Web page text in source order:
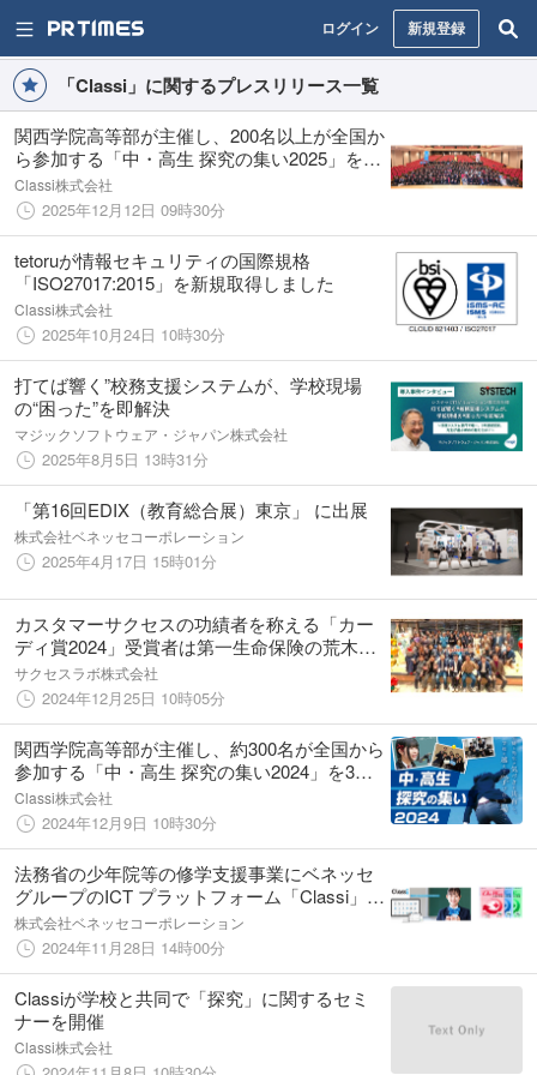
ログイン 新規登録
「Classi」に関するプレスリリース一覧
関西学院高等部が主催し、200名以上が全国か
ら参加する「中・高生 探究の集い2025」を4
年連続でClassiが後援
Classi株式会社
2025年12月12日 09時30分
tetoruが情報セキュリティの国際規格
「ISO27017:2015」を新規取得しました
Classi株式会社
2025年10月24日 10時30分
打てば響く”校務支援システムが、学校現場
の“困った”を即解決
マジックソフトウェア・ジャパン株式会社
2025年8月5日 13時31分
「第16回EDIX（教育総合展）東京」 に出展
株式会社ベネッセコーポレーション
2025年4月17日 15時01分
カスタマーサクセスの功績者を称える「カー
ディ賞2024」受賞者は第一生命保険の荒木貴
幸氏とClassiの林部貴亮氏
サクセスラボ株式会社
2024年12月25日 10時05分
関西学院高等部が主催し、約300名が全国から
参加する「中・高生 探究の集い2024」を3年
連続でClassiが後援
Classi株式会社
2024年12月9日 10時30分
法務省の少年院等の修学支援事業にベネッセ
グループのICT プラットフォーム「Classi」を
提供 全国の少年院・少年刑務所・刑務所な
ど41施設で展開
株式会社ベネッセコーポレーション
2024年11月28日 14時00分
Classiが学校と共同で「探究」に関するセミ
ナーを開催
Classi株式会社